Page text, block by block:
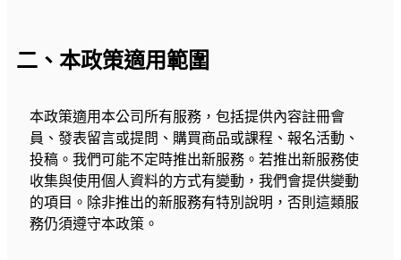
二、本政策適用範圍
本政策適用本公司所有服務，包括提供內容註冊會
員、發表留言或提問、購買商品或課程、報名活動、
投稿。我們可能不定時推出新服務。若推出新服務使
收集與使用個人資料的方式有變動，我們會提供變動
的項目。除非推出的新服務有特別說明，否則這類服
務仍須遵守本政策。